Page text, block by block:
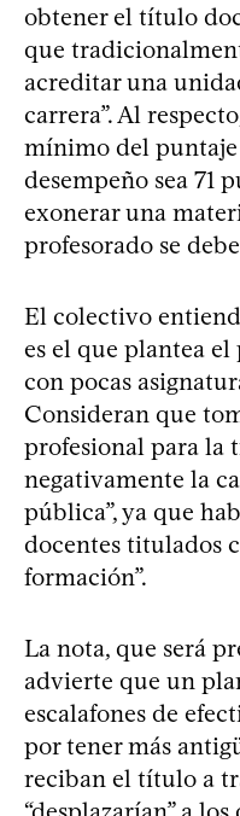
obtener el título
que
acreditar una
carrera”. Al
mínimo del
desempeño sea 71
exonerar una
profesorado se
El colectivo
es el que plantea
con pocas
Consideran que
profesional para la
negativamente la
pública”, ya que
docentes titulados
formación”.
La nota, que será
advierte que un
escalafones de
por tener más
reciban el título a